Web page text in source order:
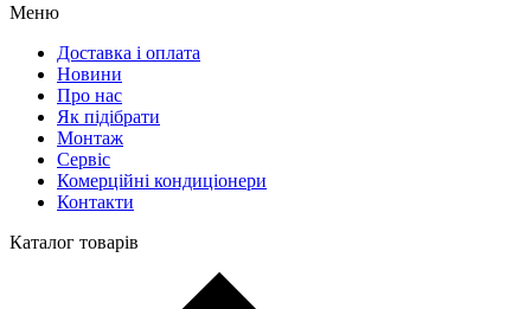
Меню
Доставка і оплата
Новини
Про нас
Як підібрати
Монтаж
Сервіс
Комерційні кондиціонери
Контакти
Каталог товарів